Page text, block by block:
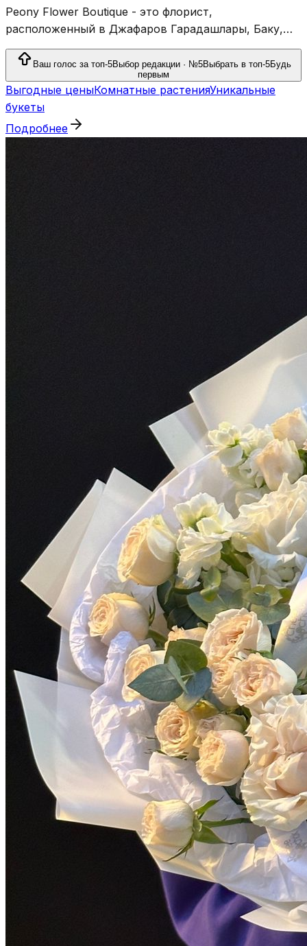
Peony Flower Boutique - это флорист,
расположенный в Джафаров Гарадашлары, Баку,
предлагающий цветочные композиции и услуги,
связанные с цветами.
Ваш голос за топ-5Выбор редакции · №5Выбрать в топ-5Будь
первым
Выгодные ценыКомнатные растенияУникальные
букеты
Подробнее